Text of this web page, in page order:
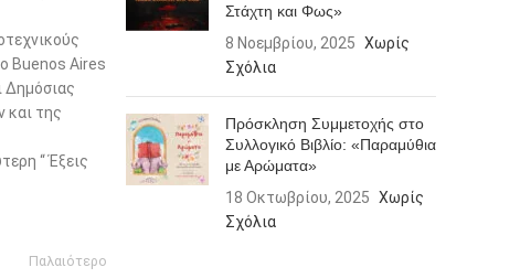
Buenos Aires
Δημόσιας
και της
“ Έξεις
Παλαιότερο
Στάχτη και Φως»
8 Νοεμβρίου, 2025 Χωρίς
Σχόλια
Πρόσκληση Συμμετοχής στο
Συλλογικό Βιβλίο: «Παραμύθια
με Αρώματα»
18 Οκτωβρίου, 2025 Χωρίς
Σχόλια